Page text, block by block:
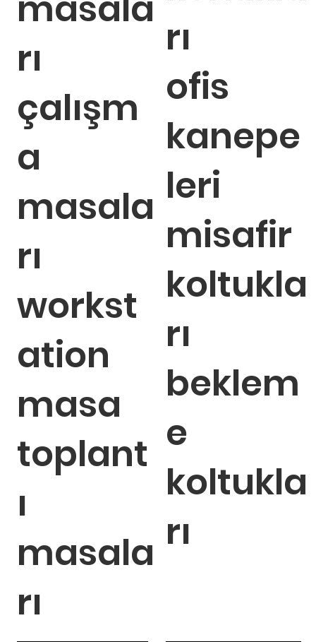
rı
çalışm
a
masala
rı
workst
ation
masa
toplant
ı
masala
rı
rı
ofis
kanepe
leri
misafir
koltukla
rı
beklem
e
koltukla
rı